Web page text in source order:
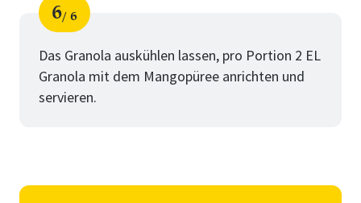
Schritt
6
von
6
Das Granola auskühlen lassen, pro Portion 2 EL
Granola mit dem Mangopüree anrichten und
servieren.